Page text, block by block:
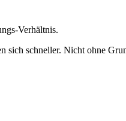
Verhältnis.
sich schneller. Nicht ohne